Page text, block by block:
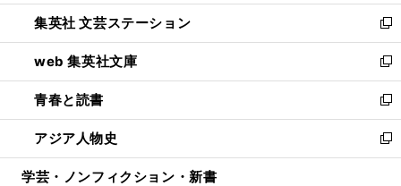
開
く
ウ
ィ
ン
ド
ウ
で
開
く
し
い
ウ
ィ
ン
ド
ウ
で
開
集英社 文芸ステーション
新
し
い
ウ
ィ
ン
ド
ウ
web 集英社文庫
新
し
い
ウ
ィ
ン
青春と読書
新
し
い
ウ
アジア人物史
新
し
学芸・ノンフィクション・新書